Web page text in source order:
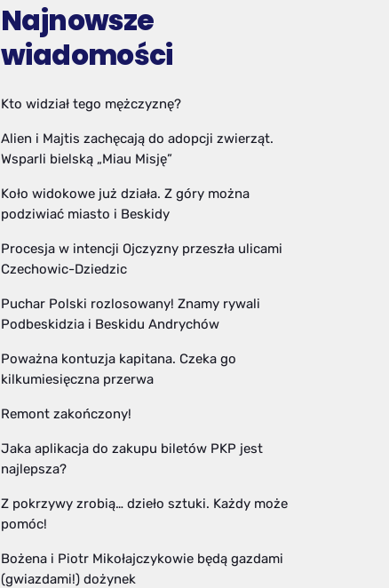
Najnowsze
wiadomości
Kto widział tego mężczyznę?
Alien i Majtis zachęcają do adopcji zwierząt.
Wsparli bielską „Miau Misję”
Koło widokowe już działa. Z góry można
podziwiać miasto i Beskidy
Procesja w intencji Ojczyzny przeszła ulicami
Czechowic-Dziedzic
Puchar Polski rozlosowany! Znamy rywali
Podbeskidzia i Beskidu Andrychów
Poważna kontuzja kapitana. Czeka go
kilkumiesięczna przerwa
Remont zakończony!
Jaka aplikacja do zakupu biletów PKP jest
najlepsza?
Z pokrzywy zrobią… dzieło sztuki. Każdy może
pomóc!
Bożena i Piotr Mikołajczykowie będą gazdami
(gwiazdami!) dożynek